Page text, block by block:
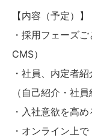
【内容（予定）】
・採用フェーズ
CMS）
・ 社員、内定者
（自己紹介・社員
・ 入社意欲を高め
・ オンライン上